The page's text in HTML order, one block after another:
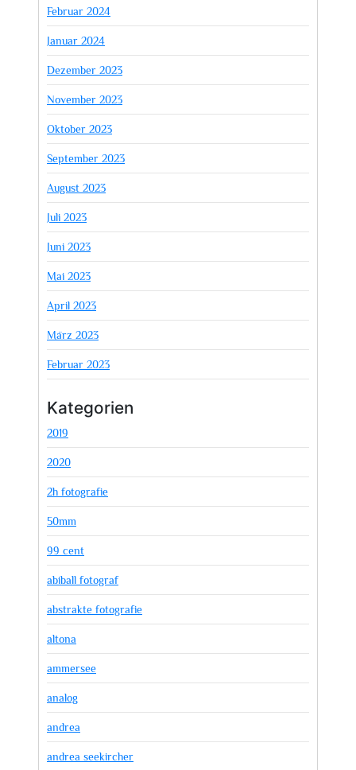
Februar 2024
Januar 2024
Dezember 2023
November 2023
Oktober 2023
September 2023
August 2023
Juli 2023
Juni 2023
Mai 2023
April 2023
März 2023
Februar 2023
Kategorien
2019
2020
2h fotografie
50mm
99 cent
abiball fotograf
abstrakte fotografie
altona
ammersee
analog
andrea
andrea seekircher